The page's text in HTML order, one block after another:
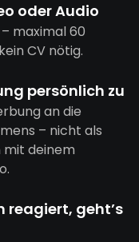
oder Audio
maximal 60
CV nötig.
persönlich zu
an die
– nicht als
mit deinem
reagiert, geht’s